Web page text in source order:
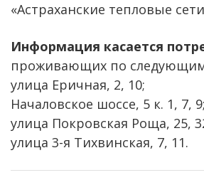
«Астраханские тепловые
Информация касается
проживающих по
улица Еричная, 2, 10;
Началовское шоссе, 5 к. 1, 7, 9;
улица Покровская Роща, 25,
улица 3-я Тихвинская, 7, 11.